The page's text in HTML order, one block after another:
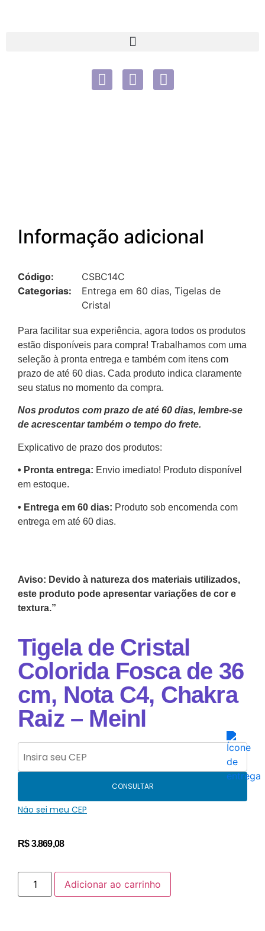
Informação adicional
Código:
CSBC14C
Categorias:
Entrega em 60 dias, Tigelas de
Cristal
Para facilitar sua experiência, agora todos os produtos
estão disponíveis para compra! Trabalhamos com uma
seleção à pronta entrega e também com itens com
prazo de até 60 dias. Cada produto indica claramente
seu status no momento da compra.
Nos produtos com prazo de até 60 dias, lembre-se
de acrescentar também o tempo do frete.
Explicativo de prazo dos produtos:
•⁠ ⁠Pronta entrega: Envio imediato! Produto disponível
em estoque.
•⁠ Entrega em 60 dias: Produto sob encomenda com
entrega em até 60 dias.
Aviso: Devido à natureza dos materiais utilizados,
este produto pode apresentar variações de cor e
textura.”
Tigela de Cristal
Colorida Fosca de 36
cm, Nota C4, Chakra
Raiz – Meinl
CONSULTAR
Não sei meu CEP
R$3.869,08
Adicionar ao carrinho